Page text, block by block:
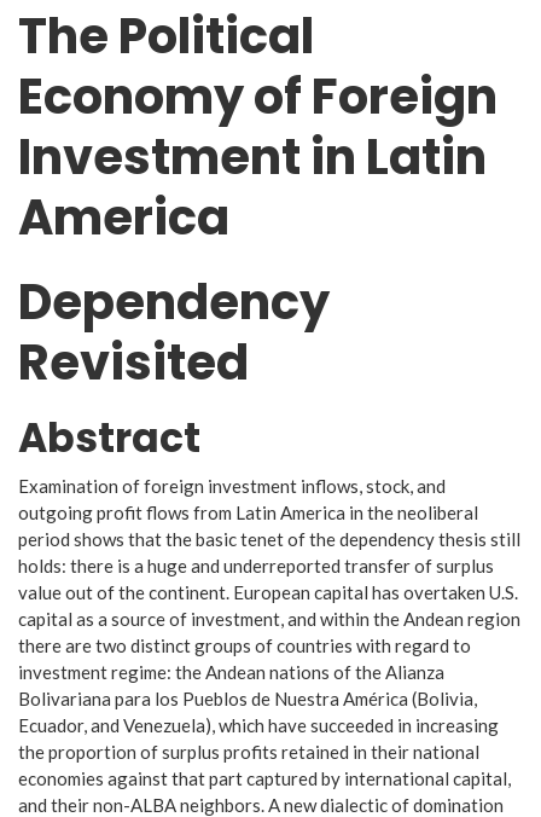
The Political
Economy of Foreign
Investment in Latin
America
Dependency
Revisited
Abstract
Examination of foreign investment inflows, stock, and
outgoing profit flows from Latin America in the neoliberal
period shows that the basic tenet of the dependency thesis still
holds: there is a huge and underreported transfer of surplus
value out of the continent. European capital has overtaken U.S.
capital as a source of investment, and within the Andean region
there are two distinct groups of countries with regard to
investment regime: the Andean nations of the Alianza
Bolivariana para los Pueblos de Nuestra América (Bolivia,
Ecuador, and Venezuela), which have succeeded in increasing
the proportion of surplus profits retained in their national
economies against that part captured by international capital,
and their non-ALBA neighbors. A new dialectic of domination